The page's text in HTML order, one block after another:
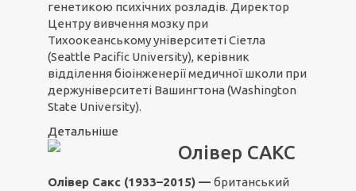
генетикою психічних розладів. Директор
Центру вивчення мозку при
Тихоокеанському університеті Сіетла
(Seattle Pacific University), керівник
відділення біоінженерії медичної школи при
держуніверситеті Вашингтона (Washington
State University).
Детальніше
Олівер САКС
Олівер Сакс (1933–2015) — британський